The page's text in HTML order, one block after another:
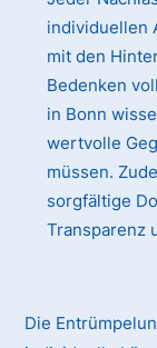
individuellen
mit den
Bedenken
in Bonn
wertvolle
müssen.
sorgfältige
Transparenz
Die